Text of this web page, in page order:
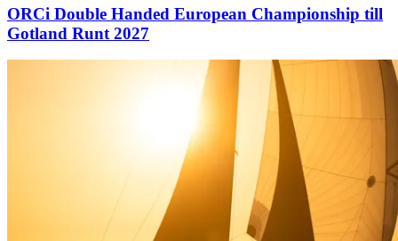
ORCi Double Handed European Championship till
Gotland Runt 2027